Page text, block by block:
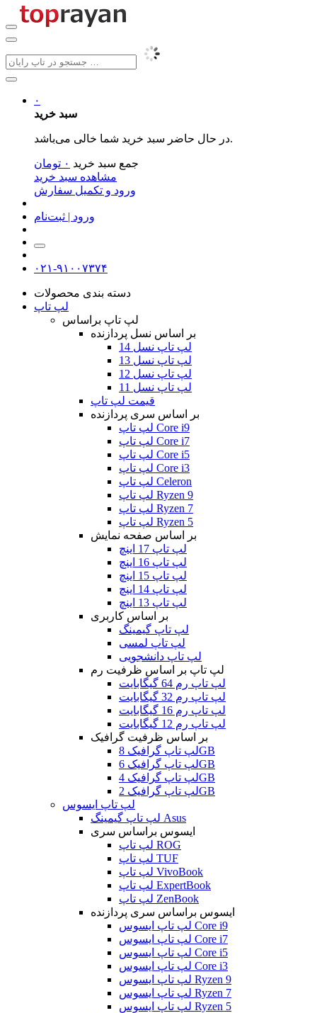
۰
سبد خرید
در حال حاضر سبد خرید شما خالی می‌باشد.
جمع سبد خرید ۰ تومان
مشاهده سبد خرید
ورود و تکمیل سفارش
ورود | ثبت‌نام
۰۲۱-۹۱۰۰۷۳۷۴
دسته بندی محصولات
لپ تاپ
لپ تاپ براساس
بر اساس نسل پردازنده
لپ تاپ نسل 14
لپ تاپ نسل 13
لپ تاپ نسل 12
لپ تاپ نسل 11
قیمت لپ تاپ
بر اساس سری پردازنده
لپ تاپ Core i9
لپ تاپ Core i7
لپ تاپ Core i5
لپ تاپ Core i3
لپ تاپ Celeron
لپ تاپ Ryzen 9
لپ تاپ Ryzen 7
لپ تاپ Ryzen 5
بر اساس صفحه نمایش
لپ تاپ 17 اینچ
لپ تاپ 16 اینچ
لپ تاپ 15 اینچ
لپ تاپ 14 اینچ
لپ تاپ 13 اینچ
بر اساس کاربری
لپ تاپ گیمینگ
لپ تاپ لمسی
لپ تاپ دانشجویی
لپ تاپ بر اساس ظرفیت رم
لپ تاپ رم 64 گیگابایت
لپ تاپ رم 32 گیگابایت
لپ تاپ رم 16 گیگابایت
لپ تاپ رم 12 گیگابایت
بر اساس ظرفیت گرافیک
لپ تاپ گرافیک 8GB
لپ تاپ گرافیک 6GB
لپ تاپ گرافیک 4GB
لپ تاپ گرافیک 2GB
لپ تاپ ایسوس
لپ تاپ گیمینگ Asus
ایسوس براساس سری
لپ تاپ ROG
لپ تاپ TUF
لپ تاپ VivoBook
لپ تاپ ExpertBook
لپ تاپ ZenBook
ایسوس براساس سری پردازنده
لپ تاپ ایسوس Core i9
لپ تاپ ایسوس Core i7
لپ تاپ ایسوس Core i5
لپ تاپ ایسوس Core i3
لپ تاپ ایسوس Ryzen 9
لپ تاپ ایسوس Ryzen 7
لپ تاپ ایسوس Ryzen 5